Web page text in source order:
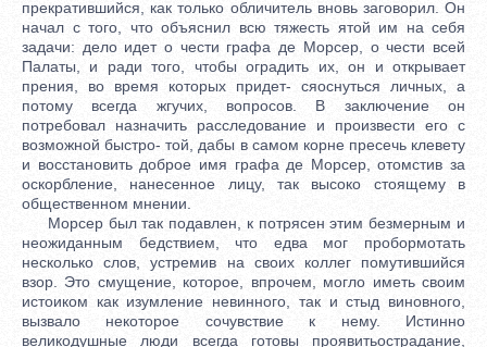
прекратившийся, как только обличитель вновь заговорил. Он
начал с того, что объяснил всю тяжесть ятой им на себя
задачи: дело идет о чести графа де Морсер, о чести всей
Палаты, и ради того, чтобы оградить их, он и открывает
прения, во время которых придет- сяоснуться личных, а
потому всегда жгучих, вопросов. В заключение он
потребовал назначить расследование и произвести его с
возможной быстро- той, дабы в самом корне пресечь клевету
и восстановить доброе имя графа де Морсер, отомстив за
оскорбление, нанесенное лицу, так высоко стоящему в
общественном мнении.
Морсер был так подавлен, к потрясен этим безмерным и
неожиданным бедствием, что едва мог пробормотать
несколько слов, устремив на своих коллег помутившийся
взор. Это смущение, которое, впрочем, могло иметь своим
истоиком как изумление невинного, так и стыд виновного,
вызвало некоторое сочувствие к нему. Истинно
великодушные люди всегда готовы проявитьострадание,